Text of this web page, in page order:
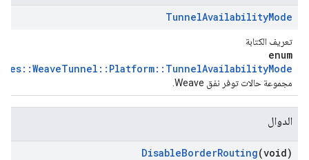
TunnelAvailabilityMode
تعريف الكتابة
enum
مجموعة حالات توفر نفق Weave.
الدوال
DisableBorderRouting(void)